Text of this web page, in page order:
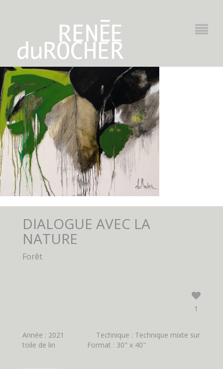
DIALOGUE AVEC LA
NATURE
Forêt
1
Année : 2021
Technique : Technique mixte sur
toile de lin
Format : 30" x 40"